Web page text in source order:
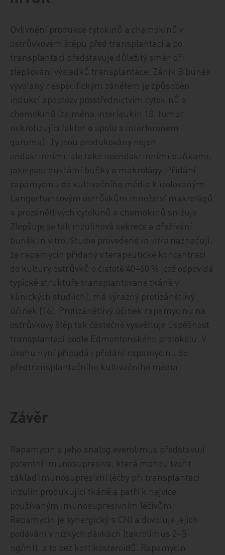
Ovlivnění produkce cytokinů a chemokinů v
ostrůvkovém štěpu před transplantací a po
transplantaci představuje důležitý směr při
zlepšování výsledků transplantace. Zánik B buněk
vyvolaný nespecifickým zánětem je způsoben
indukcí apoptózy prostřednictvím cytokinů a
chemokinů (zejména interleukin 1β, tumor
nekrotizující faktor α spolu s interferonem
gamma). Ty jsou produkovány nejen
endokrinními, ale také neendokrinními buňkami,
jako jsou duktální buňky a makrofágy. Přidání
rapamycinu do kultivačního média k izolovaným
Langerhansovým ostrůvkům množství makrofágů
a prozánětlivých cytokinů a chemokinů snižuje.
Zlepšuje se tak inzulinová sekrece a přežívání
buněk in vitro. Studie provedené in vitro naznačují,
že rapamycin přidaný v terapeutické koncentraci
do kultury ostrůvků o čistotě 40–60 % (což odpovídá
typické struktuře transplantované tkáně v
klinických studiích), má výrazný protizánětlivý
účinek [16]. Protizánětlivý účinek rapamycinu na
ostrůvkový štěp tak částečně vysvětluje úspěšnost
transplantací podle Edmontonského protokolu. V
úvahu nyní připadá i přidání rapamycinu do
předtransplantačního kultivačního média.
Závěr
Rapamycin a jeho analog everolimus představují
potentní imunosupresiva, která mohou tvořit
základ imunosupresivní léčby při transplantaci
inzulin produkující tkáně a patří k nejvíce
používaným imunosupresivním léčivům.
Rapamycin je synergický s CNI a dovoluje jejich
podávání v nízkých dávkách (takrolimus 2–5
ng/ml), a to bez kortikosteroidů. Rapamycin